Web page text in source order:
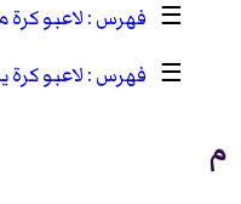
☰
لاعبو
☰
لاعبو كرة
م